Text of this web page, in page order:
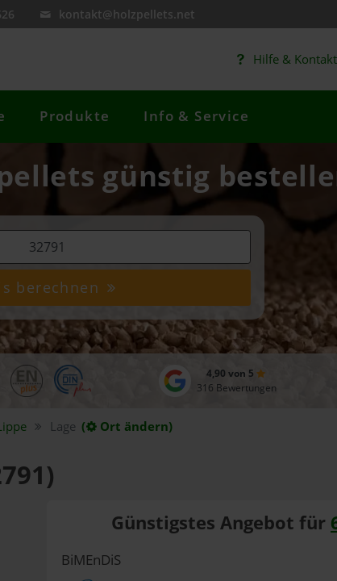
kontakt@holzpellets.net
Hilfe & Kontakt
Produkte Info & Service
günstig
berechnen
4,90 von 5
316 Bewertungen
Lage ( Ort ändern)
Günstigstes Angebot für
BiMEnDiS